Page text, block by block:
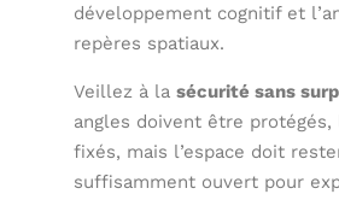
développement cognitif et
repères spatiaux.
Veillez à lasécurité sans
angles doivent être protégés,
fixés, mais l’espace doit
suffisamment ouvert pour